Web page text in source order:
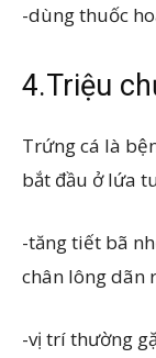
-dùng thuốc
4.Triệu
Trứng cá là
bắt đầu ở lứa
-tăng tiết bã
chân lông dãn
-vị trí thường